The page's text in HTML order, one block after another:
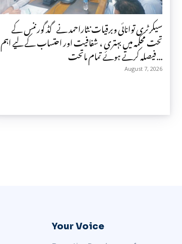
سیکرٹری توانائی وبرقیات نثاراحمد نے گڈ گورننس کے
تحت محکمہ میں بہتری ، شفافیت اور احتساب کے لیے اہم
فیصلہ کرتے ہوئے تمام ماتحت...
August 7, 2026
Your Voice